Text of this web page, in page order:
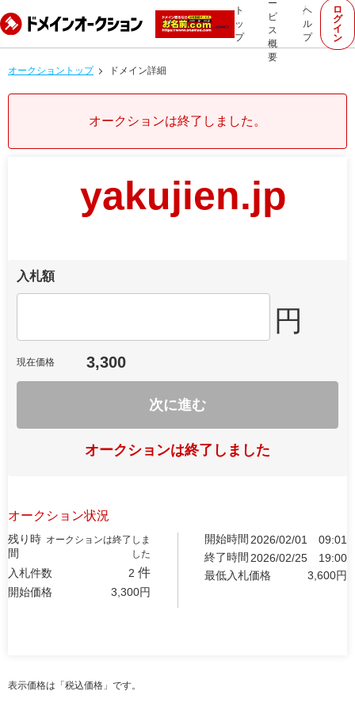
ト
ッ
プ
ー
ビ
ス
概
要
ヘ
ル
プ
ロ
グ
イ
ン
オークショントップ ドメイン詳細
オークションは終了しました。
yakujien.jp
入札額
円
現在価格 3,300
次に進む
オークションは終了しました
オークション状況
残り時
間
オークションは終了しま
した
入札件数 2 件
開始価格 3,300円
開始時間 2026/02/01
09:01
終了時間 2026/02/25
19:00
最低入札価格
3,600円
表示価格は「税込価格」です。